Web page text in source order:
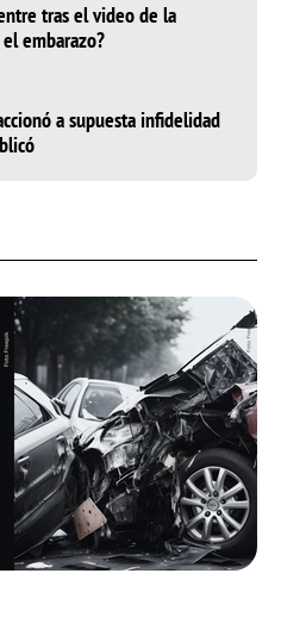
tras el video de la
embarazo?
a supuesta infidelidad